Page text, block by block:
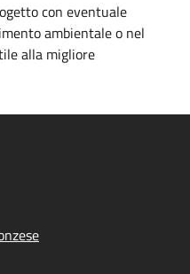
con eventuale
ambientale o nel
alla migliore